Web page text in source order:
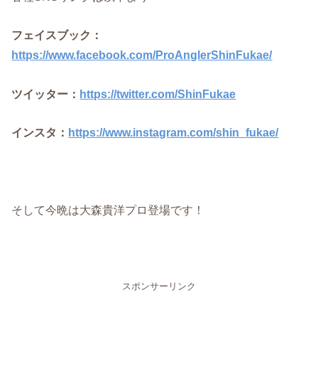
フェイスブック：
https://www.facebook.com/ProAnglerShinFukae/
ツイッター： https://twitter.com/ShinFukae
インスタ： https://www.instagram.com/shin_fukae/
そして今晩は大森貴洋プロ登場です！
スポンサーリンク